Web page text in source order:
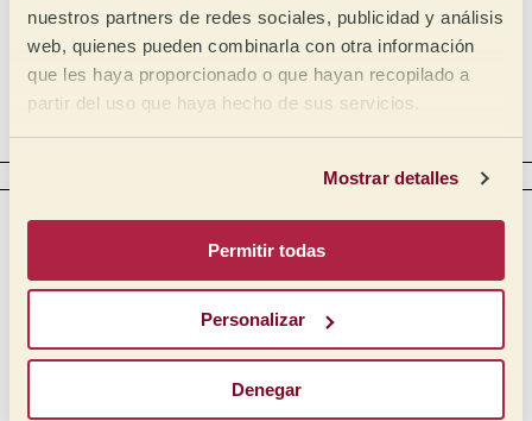
nuestros partners de redes sociales, publicidad y análisis
web, quienes pueden combinarla con otra información
que les haya proporcionado o que hayan recopilado a
partir del uso que haya hecho de sus servicios.
Mostrar detalles
Permitir todas
Personalizar
Denegar
Baja
Media Baja Fosfórico
Tartárico
Acético
Intensidad
Medio ligero
Medio lleno
Táctil
Cremoso
Mantequilloso
Oleoso